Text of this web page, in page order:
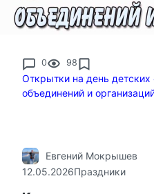
0 98
Открытки на день
объединений и
Евгений Мокрышев
12.05.2026Праздники